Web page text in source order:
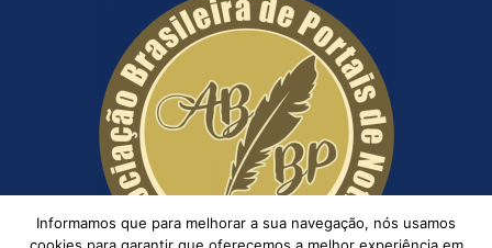
Informamos que para melhorar a sua navegação, nós usamos